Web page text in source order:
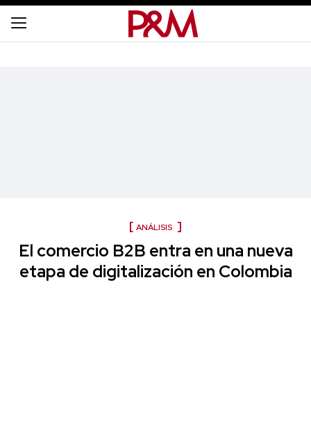
ANÁLISIS
El comercio B2B entra en una nueva
etapa de digitalización en Colombia